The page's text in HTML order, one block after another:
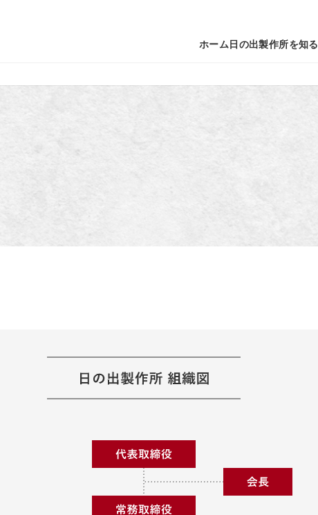
ホーム日の出製作所を知る